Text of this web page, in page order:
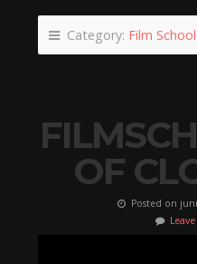
Category: Film School
OF
Posted on